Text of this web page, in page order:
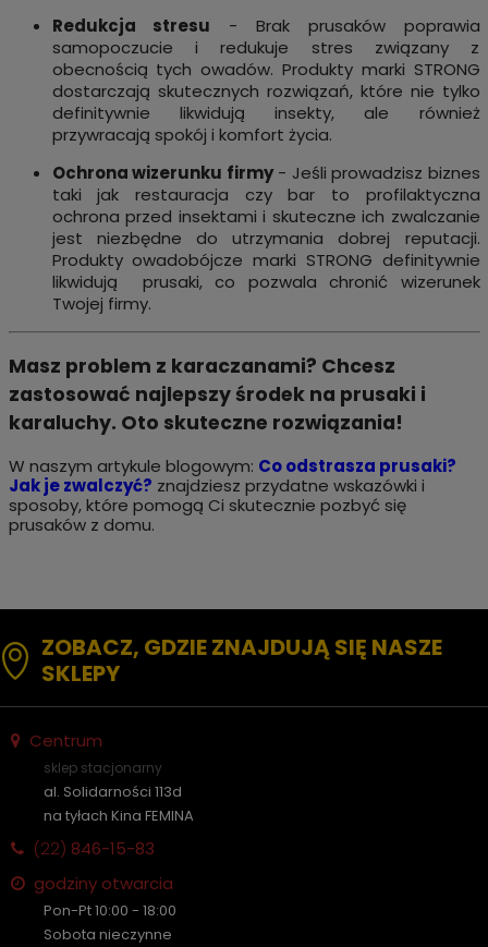
Redukcja stresu - Brak prusaków poprawia
samopoczucie i redukuje stres związany z
obecnością tych owadów. Produkty marki STRONG
dostarczają skutecznych rozwiązań, które nie tylko
definitywnie likwidują insekty, ale również
przywracają spokój i komfort życia.
Ochrona wizerunku firmy- Jeśli prowadzisz biznes
taki jak restauracja czy bar to profilaktyczna
ochrona przed insektami i skuteczne ich zwalczanie
jest niezbędne do utrzymania dobrej reputacji.
Produkty owadobójcze marki STRONG definitywnie
likwidują prusaki, co pozwala chronić wizerunek
Twojej firmy.
Masz problem z karaczanami? Chcesz
zastosować najlepszy środek na prusaki i
karaluchy. Oto skuteczne rozwiązania!
W naszym artykule blogowym: Co odstrasza prusaki?
Jak je zwalczyć? znajdziesz przydatne wskazówki i
sposoby, które pomogą Ci skutecznie pozbyć się
prusaków z domu.
ZOBACZ, GDZIE ZNAJDUJĄ SIĘ NASZE
SKLEPY
Centrum
sklep stacjonarny
al. Solidarności 113d
na tyłach Kina FEMINA
(22) 846-15-83
godziny otwarcia
Pon-Pt 10:00 - 18:00
Sobota nieczynne